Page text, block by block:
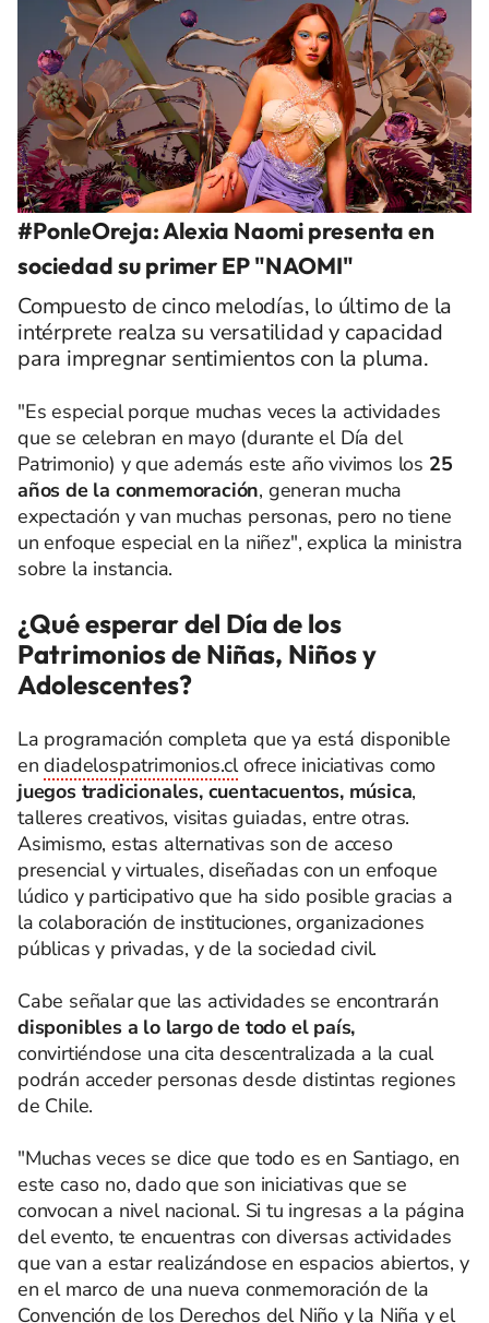
#PonleOreja: Alexia Naomi presenta en
sociedad su primer EP "NAOMI"
Compuesto de cinco melodías, lo último de la
intérprete realza su versatilidad y capacidad
para impregnar sentimientos con la pluma.
"Es especial porque muchas veces la actividades
que se celebran en mayo (durante el Día del
Patrimonio) y que además este año vivimos los 25
años de la conmemoración, generan mucha
expectación y van muchas personas, pero no tiene
un enfoque especial en la niñez", explica la ministra
sobre la instancia.
¿Qué esperar del Día de los
Patrimonios de Niñas, Niños y
Adolescentes?
La programación completa que ya está disponible
endiadelospatrimonios.clofrece iniciativas como
juegos tradicionales, cuentacuentos, música,
talleres creativos, visitas guiadas, entre otras.
Asimismo, estas alternativas son de acceso
presencial y virtuales, diseñadas con un enfoque
lúdico y participativo que ha sido posible gracias a
la colaboración de instituciones, organizaciones
públicas y privadas, y de la sociedad civil.
Cabe señalar que las actividades se encontrarán
disponibles a lo largo de todo el país,
convirtiéndose una cita descentralizada a la cual
podrán acceder personas desde distintas regiones
de Chile.
"Muchas veces se dice que todo es en Santiago, en
este caso no, dado que son iniciativas que se
convocan a nivel nacional. Si tu ingresas a la página
del evento, te encuentras con diversas actividades
que van a estar realizándose en espacios abiertos, y
en el marco de una nueva conmemoración de la
Convención de los Derechos del Niño y la Niña y el